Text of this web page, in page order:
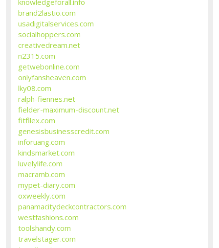
brand2lastio.com
usadigitalservices.com
socialhoppers.com
creativedream.net
n2315.com
getwebonline.com
onlyfansheaven.com
lky08.com
ralph-fiennes.net
fielder-maximum-discount.net
fitfllex.com
genesisbusinesscredit.com
inforuang.com
kindsmarket.com
luvelylife.com
macramb.com
mypet-diary.com
oxweekly.com
panamacitydeckcontractors.com
westfashions.com
toolshandy.com
travelstager.com